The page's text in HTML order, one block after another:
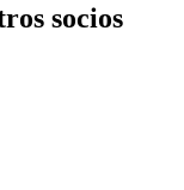
socios